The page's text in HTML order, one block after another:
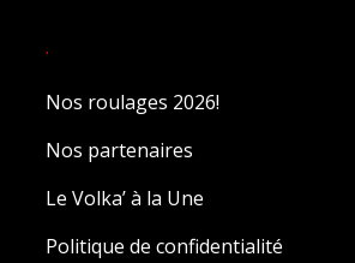
.
Nos roulages 2026!
Nos partenaires
Le Volka’ à la Une
Politique de confidentialité